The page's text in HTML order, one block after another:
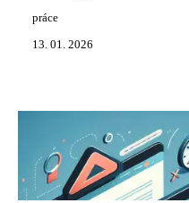
práce
13. 01. 2026